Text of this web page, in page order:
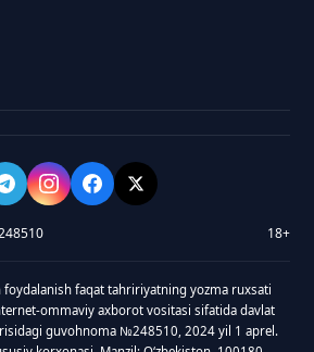
18+
foydalanish faqat tahririyatning yozma ruxsati
ommaviy axborot vositasi sifatida davlat
guvohnoma №248510, 2024 yil 1 aprel.